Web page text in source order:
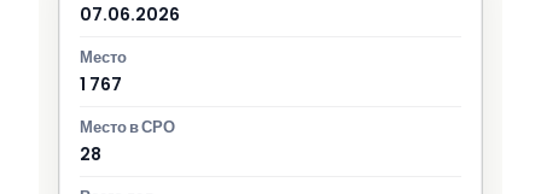
07.06.2026
1 767
28